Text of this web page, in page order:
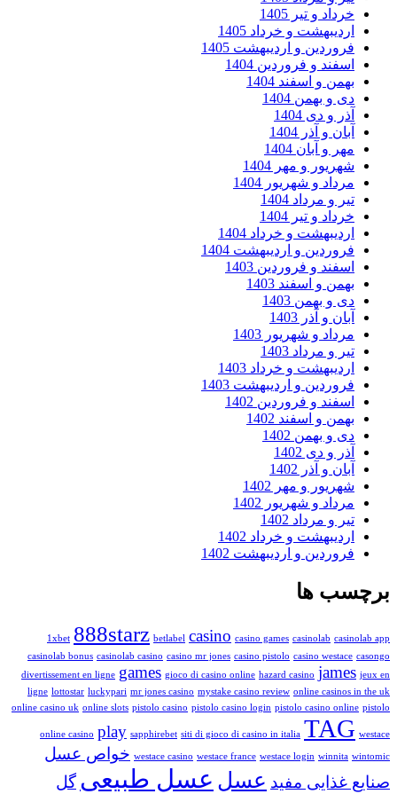
و تیر 1405
و خرداد 1405
و اردیبهشت 1405
و فروردین 1404
و اسفند 1404
و بهمن 1404
و دی 1404
و آذر 1404
و آبان 1404
و مهر 1404
و شهریور 1404
و مرداد 1404
و تیر 1404
و خرداد 1404
و اردیبهشت 1404
و فروردین 1403
و اسفند 1403
و بهمن 1403
و آذر 1403
و شهریور 1403
و مرداد 1403
و خرداد 1403
و اردیبهشت 1403
و فروردین 1402
و اسفند 1402
و بهمن 1402
و دی 1402
و آذر 1402
و مهر 1402
و شهریور 1402
و مرداد 1402
و خرداد 1402
و اردیبهشت 1402
ها
1xbet 888starz betlabel casino casino games casinolab
casinolab bonus casinolab casino casino mr jones casino pistolo casino
divertissement en ligne games gioco di casino online hazard casino
ligne lottostar luckypari mr jones casino mystake casino review online
online casino uk
online slots pistolo casino pistolo casino login pistolo casino
online casino play sapphirebet siti di gioco di casino in italia
westace casino westace france westace login winnita
خواص عسل
غذایی مفید عسلعسل طبیعیگل